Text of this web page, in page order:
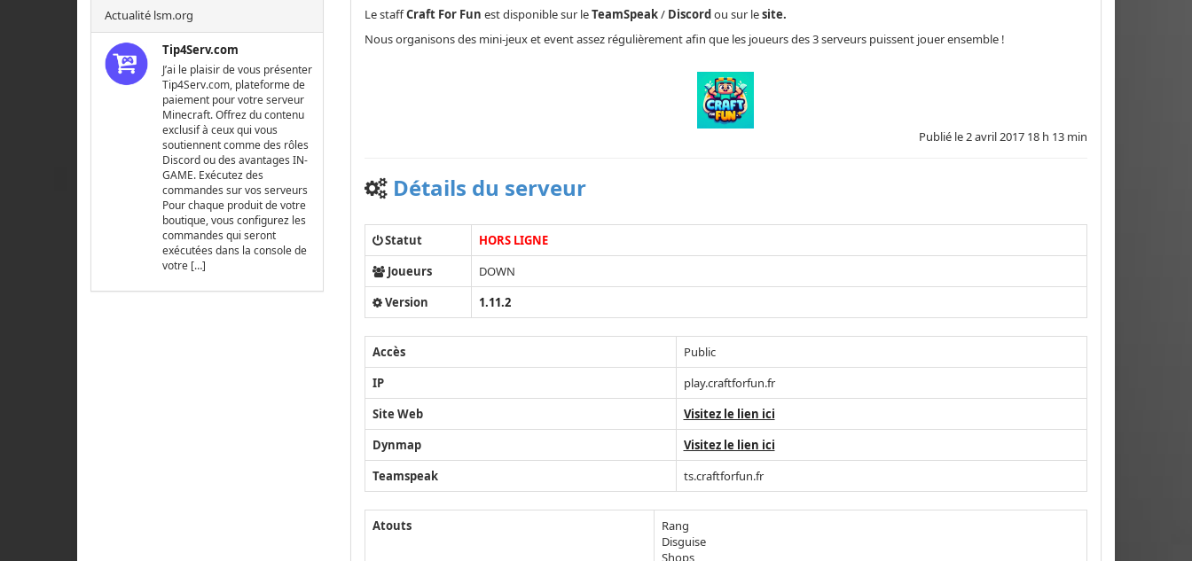
Actualité lsm.org
Tip4Serv.com
J’ai le plaisir de vous présenter
Tip4Serv.com, plateforme de
paiement pour votre serveur
Minecraft. Offrez du contenu
exclusif à ceux qui vous
soutiennent comme des rôles
Discord ou des avantages IN-
GAME. Exécutez des
commandes sur vos serveurs
Pour chaque produit de votre
boutique, vous configurez les
commandes qui seront
exécutées dans la console de
votre […]
Le staffCraft For Fun est disponible sur leTeamSpeak/ Discord ou sur lesite.
Nous organisons des mini-jeux et event assez régulièrement afin que les joueurs des 3 serveurs puissent jouer ensemble !
Publié le2 avril 2017 18 h 13 min
Détails du serveur
Statut
HORS LIGNE
Joueurs
DOWN
Version
1.11.2
Accès
Public
IP
play.craftforfun.fr
Site Web
Visitez le lien ici
Dynmap
Visitez le lien ici
Teamspeak
ts.craftforfun.fr
Atouts
Rang
Disguise
Shops